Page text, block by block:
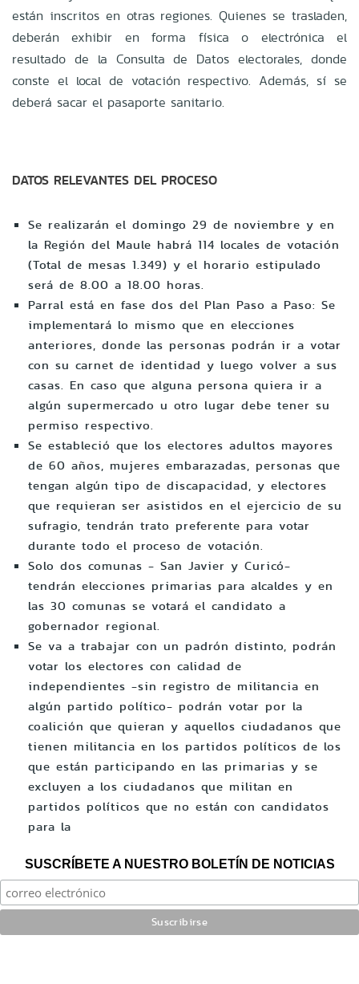
están inscritos en otras regiones. Quienes se trasladen,
deberán exhibir en forma física o electrónica el
resultado de la Consulta de Datos electorales, donde
conste el local de votación respectivo. Además, sí se
deberá sacar el pasaporte sanitario.
DATOS RELEVANTES DEL PROCESO
Se realizarán el domingo 29 de noviembre y en
la Región del Maule habrá 114 locales de votación
(Total de mesas 1.349) y el horario estipulado
será de 8.00 a 18.00 horas.
Parral está en fase dos del Plan Paso a Paso: Se
implementará lo mismo que en elecciones
anteriores, donde las personas podrán ir a votar
con su carnet de identidad y luego volver a sus
casas. En caso que alguna persona quiera ir a
algún supermercado u otro lugar debe tener su
permiso respectivo.
Se estableció que los electores adultos mayores
de 60 años, mujeres embarazadas, personas que
tengan algún tipo de discapacidad, y electores
que requieran ser asistidos en el ejercicio de su
sufragio, tendrán trato preferente para votar
durante todo el proceso de votación.
Solo dos comunas - San Javier y Curicó-
tendrán elecciones primarias para alcaldes y en
las 30 comunas se votará el candidato a
gobernador regional.
Se va a trabajar con un padrón distinto, podrán
votar los electores con calidad de
independientes -sin registro de militancia en
algún partido político- podrán votar por la
coalición que quieran y aquellos ciudadanos que
tienen militancia en los partidos políticos de los
que están participando en las primarias y se
excluyen a los ciudadanos que militan en
partidos políticos que no están con candidatos
para la
SUSCRÍBETE A NUESTRO BOLETÍN DE NOTICIAS